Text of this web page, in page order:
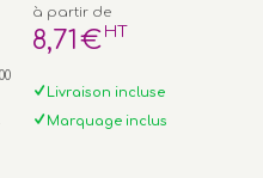
à partir de
8,71€ HT
Livraison incluse
Marquage inclus